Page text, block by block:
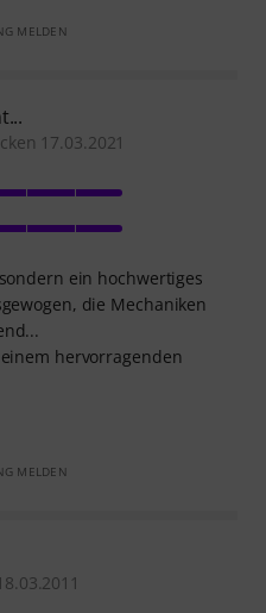
MELDEN
17.03.2021
ein hochwertiges
die Mechaniken
hervorragenden
MELDEN